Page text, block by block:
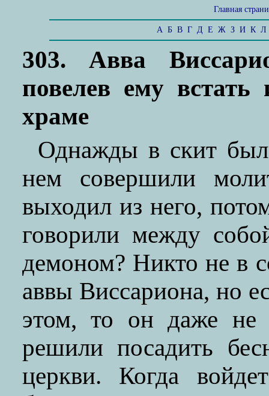
Главная
А Б В Г Д Е Ж З И К Л
303. Авва
повелев ему встать
храме
Однажды в скит
нем совершили
выходил из него,
говорили между
демоном? Никто не в
аввы Виссариона, но
этом, то он даже не
решили посадить
церкви. Когда